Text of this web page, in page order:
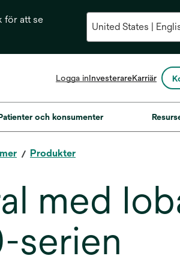
för att se
Logga inInvesterareopens
a
Karriär
och konsumenter
Produkter
med
serien